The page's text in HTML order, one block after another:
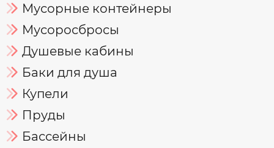
Мусорные контейнеры
Мусоросбросы
Душевые кабины
Баки для душа
Купели
Пруды
Бассейны